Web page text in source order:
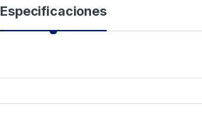
Especificaciones